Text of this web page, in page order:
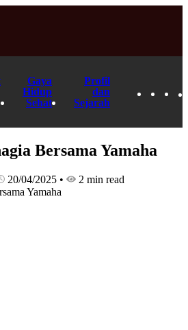
Gaya
Hidup
Sehat
Profil
dan
Sejarah
Bersama Yamaha
20/04/2025 • 2 min read